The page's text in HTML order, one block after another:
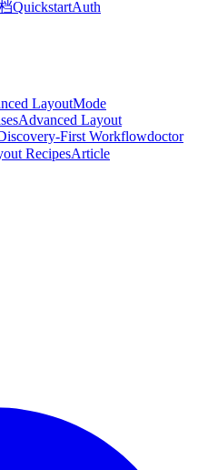
QuickstartAuth
LayoutMode
Advanced Layout
First Workflowdoctor
RecipesArticle